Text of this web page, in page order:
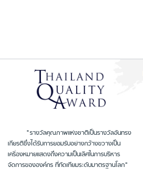
"รางวัลคุณภาพแห่งชาติเป็นรางวัลอันทรง
เกียรติซึ่งได้รับการยอมรับอย่างกว้างขวางเป็น
เครื่องหมายแสดงถึงความเป็นเลิศในการบริหาร
จัดการขององค์กร ที่ทัดเทียมระดับมาตรฐานโลก"